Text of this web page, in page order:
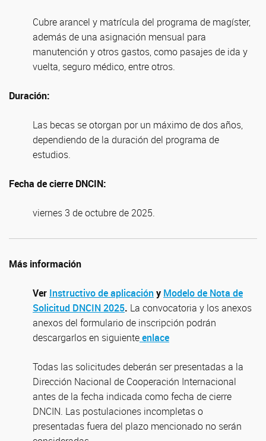
Cubre arancel y matrícula del programa de magíster,
además de una asignación mensual para
manutención y otros gastos, como pasajes de ida y
vuelta, seguro médico, entre otros.
Duración:
Las becas se otorgan por un máximo de dos años,
dependiendo de la duración del programa de
estudios.
Fecha de cierre DNCIN:
viernes 3 de octubre de 2025.
Más información
Ver Instructivo de aplicacióny Modelo de Nota de
Solicitud DNCIN 2025. La convocatoria y los anexos
anexos del formulario de inscripción podrán
descargarlos en siguienteenlace
Todas las solicitudes deberán ser presentadas a la
Dirección Nacional de Cooperación Internacional
antes de la fecha indicada como fecha de cierre
DNCIN. Las postulaciones incompletas o
presentadas fuera del plazo mencionado no serán